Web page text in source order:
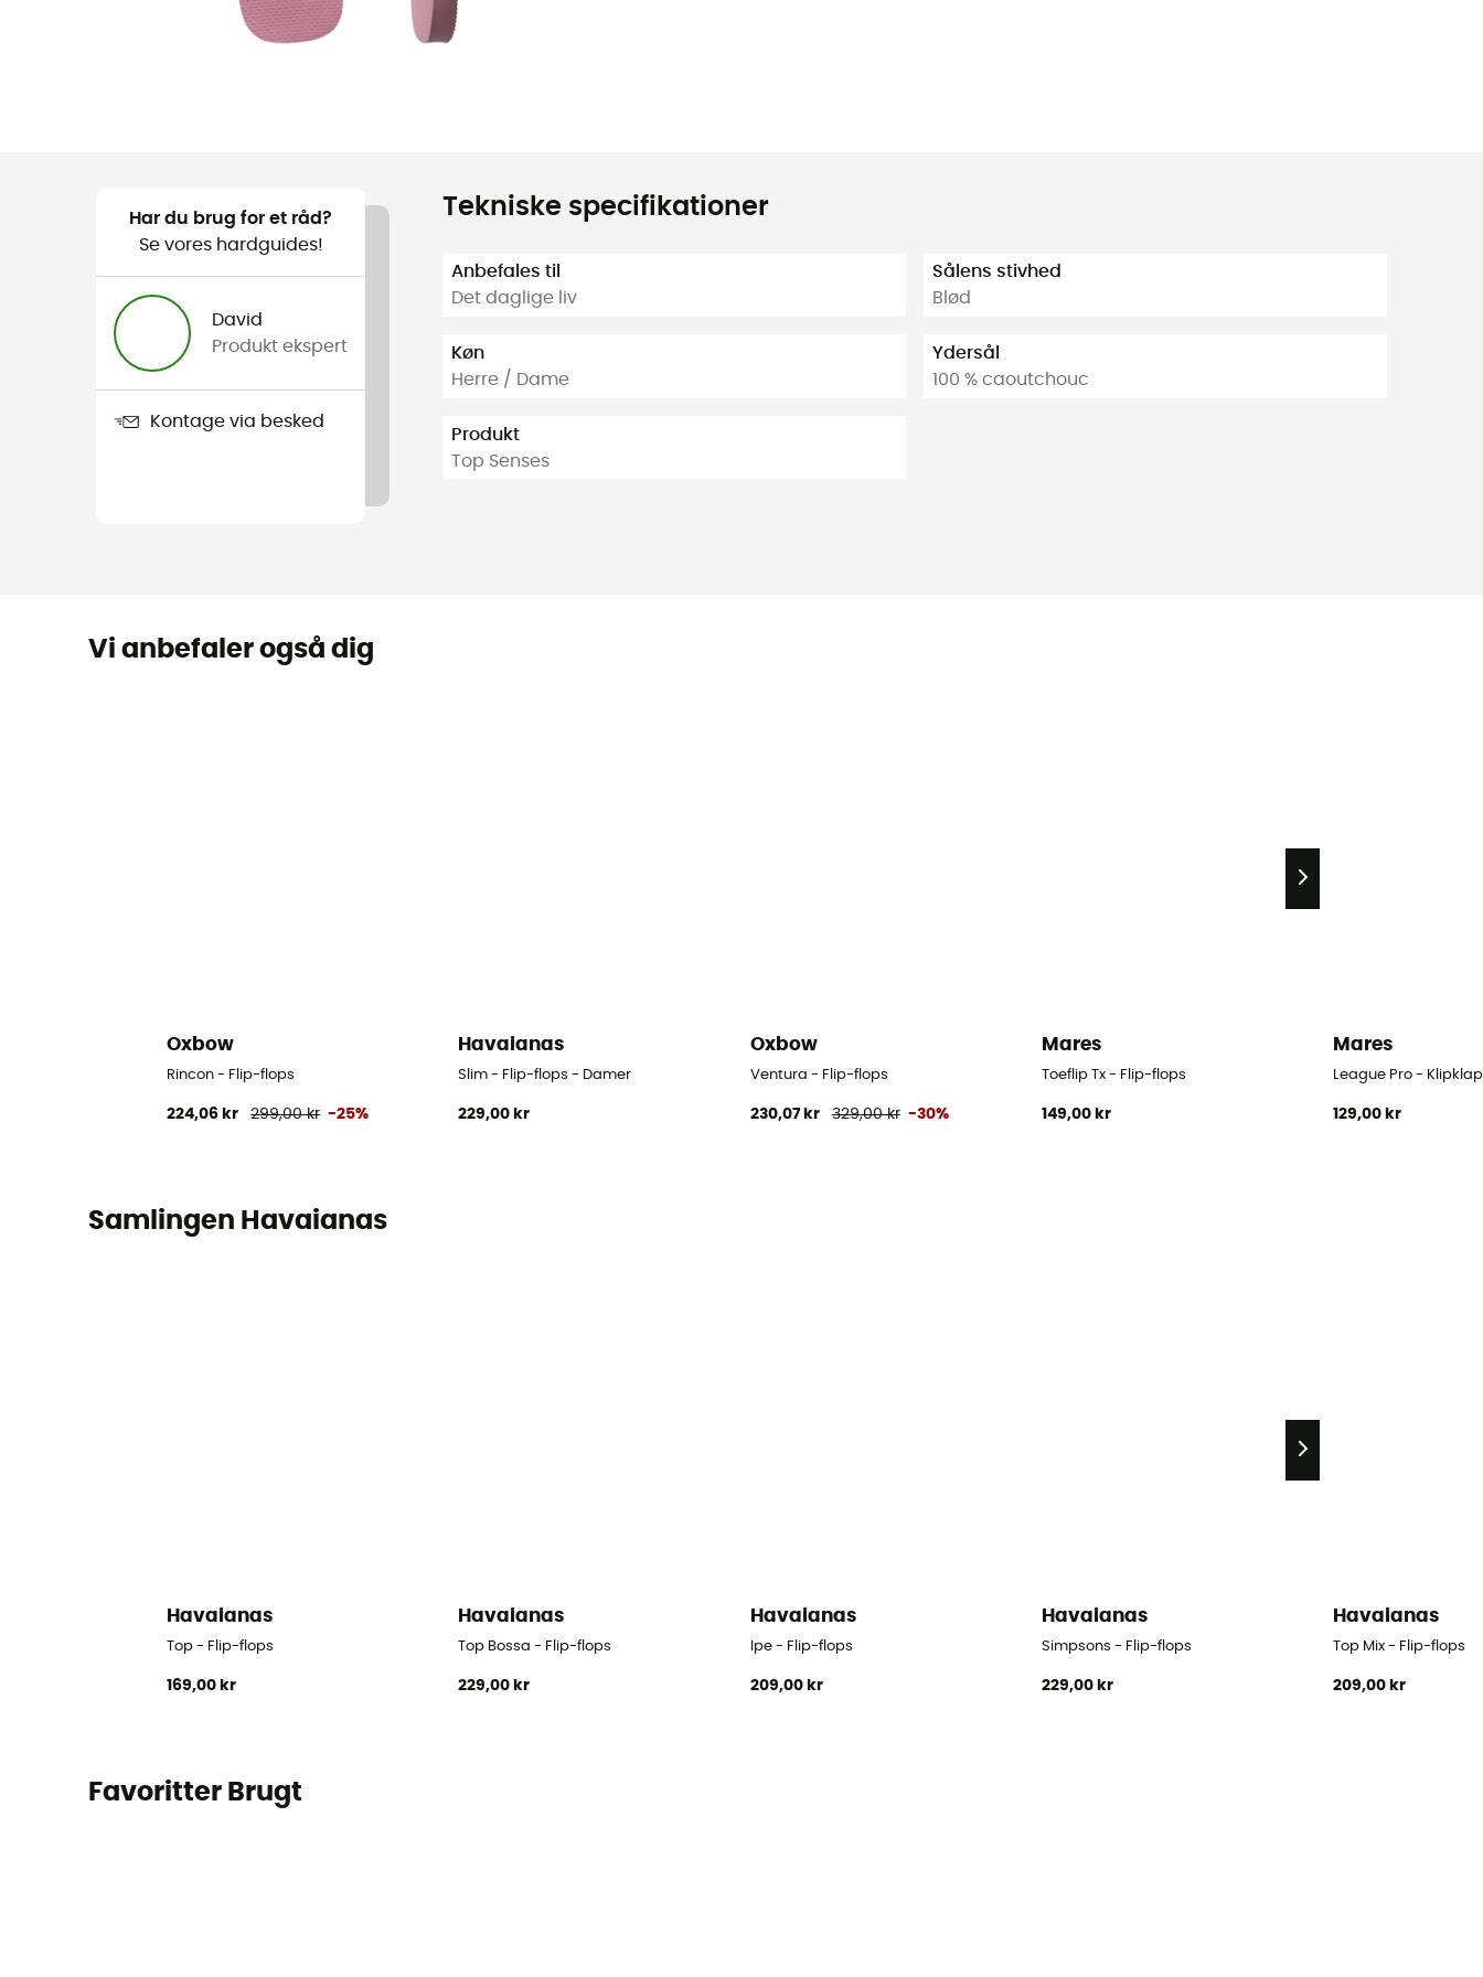
Har du brug for et råd?
Se vores hardguides!
David
Produkt ekspert
Kontage via besked
Tekniske specifikationer
Anbefales til
Det daglige liv
Køn
Herre / Dame
Produkt
Top Senses
Sålens stivhed
Blød
Ydersål
100 % caoutchouc
Vi anbefaler også dig
Oxbow
Rincon - Flip-flops
224,06 kr 299,00 kr -25%
Havaianas
Slim - Flip-flops - Damer
229,00 kr
Oxbow
Ventura - Flip-flops
230,07 kr 329,00 kr -30%
Mares
Toeflip Tx - Flip-flops
149,00 kr
Mares
League Pro -
129,00 kr
Samlingen Havaianas
Havaianas
Top - Flip-flops
169,00 kr
Havaianas
Top Bossa - Flip-flops
229,00 kr
Havaianas
Ipe - Flip-flops
209,00 kr
Havaianas
Simpsons - Flip-flops
229,00 kr
Havaianas
Top Mix - Flip-flops
209,00 kr
Favoritter Brugt